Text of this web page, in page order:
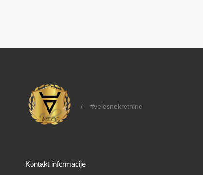
/ #velesnekretnine
Kontakt informacije